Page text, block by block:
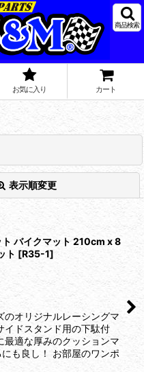
商品検索
お気に入り カート
表示順変更
バイクマット 210cm x 8
ト [R35-1]
のオリジナルレーシングマ
イドスタンド用の下駄付
最適な厚みのクッションマ
も良し！ お部屋のワンポ